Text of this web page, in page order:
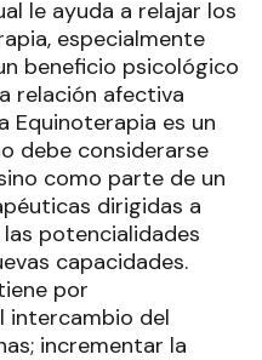
le ayuda a relajar los
especialmente
beneficio psicológico
relación afectiva
Equinoterapia es un
debe considerarse
como parte de un
dirigidas a
potencialidades
capacidades.
por
intercambio del
incrementar la